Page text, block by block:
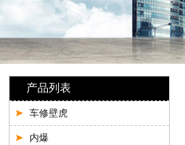
产品列表
车修壁虎
内爆